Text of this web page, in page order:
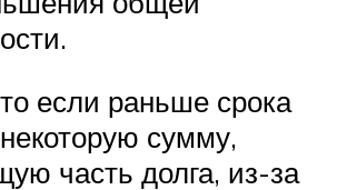
если раньше срока
сумму,
часть долга, из-за